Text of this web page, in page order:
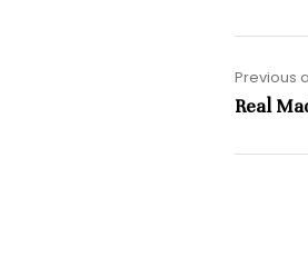
Previous
Real